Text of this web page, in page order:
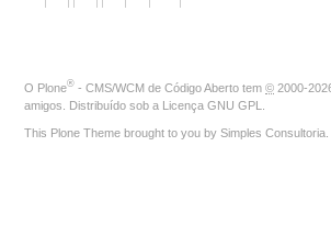
O Plone® - CMS/WCM de Código Aberto tem © 2000-
amigos. Distribuído sob a Licença GNU GPL
This Plone Theme brought to you by Simples Consultoria